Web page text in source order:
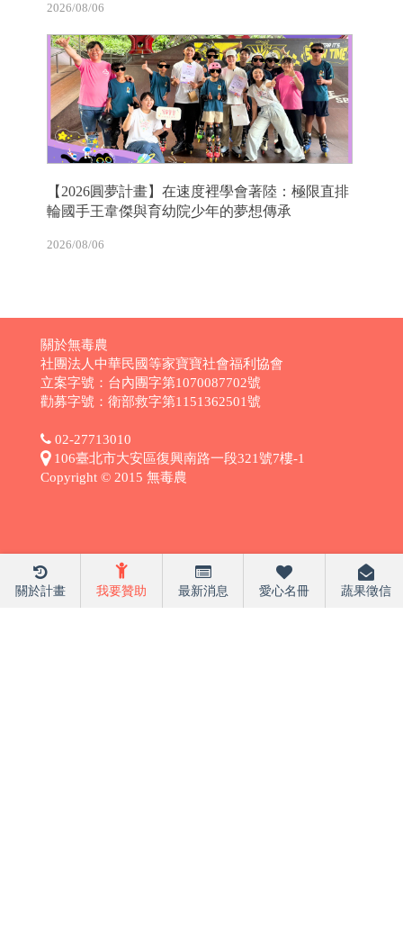
2026/08/06
【2026圓夢計畫】在速度裡學會著陸：極限直排
輪國手王韋傑與育幼院少年的夢想傳承
2026/08/06
關於計畫 我要贊助 最新消息 愛心名冊 蔬果徵信
關於無毒農
社團法人中華民國等家寶寶社會福利協會
立案字號：台內團字第1070087702號
勸募字號：衛部救字第1151362501號
02-27713010
106臺北市大安區復興南路一段321號7樓-1
Copyright © 2015 無毒農